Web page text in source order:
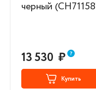
13 530 ₽
Купить